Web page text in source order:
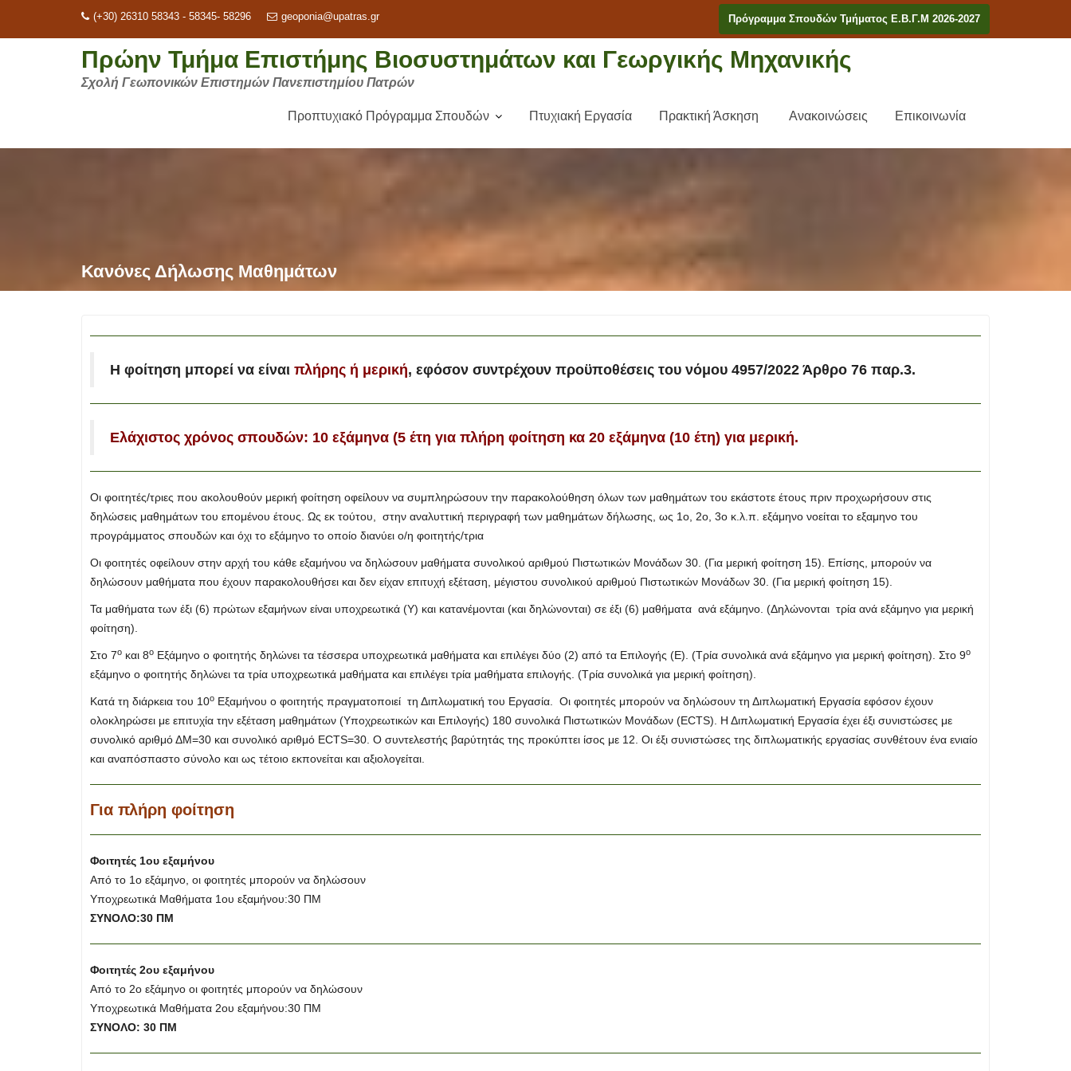
(+30) 26310 58343 - 58345- 58296 geoponia@upatras.gr Πρόγραμμα Σπουδών Τμήματος Ε.Β.Γ.Μ 2026-2027
Πρώην Τμήμα Επιστήμης Βιοσυστημάτων και Γεωργικής Μηχανικής
Σχολή Γεωπονικών Επιστημών Πανεπιστημίου Πατρών
Προπτυχιακό Πρόγραμμα Σπουδών Πτυχιακή Εργασία Πρακτική Άσκηση Ανακοινώσεις Επικοινωνία
Κανόνες Δήλωσης Μαθημάτων
Η φοίτηση μπορεί να είναι πλήρης ή μερική, εφόσον συντρέχουν προϋποθέσεις του νόμου 4957/2022 Άρθρο 76 παρ.3.
Ελάχιστος χρόνος σπουδών: 10 εξάμηνα (5 έτη για πλήρη φοίτηση κα 20 εξάμηνα (10 έτη) για μερική.
Οι φοιτητές/τριες που ακολουθούν μερική φοίτηση οφείλουν να συμπληρώσουν την παρακολούθηση όλων των μαθημάτων του εκάστοτε έτους πριν προχωρήσουν στις
δηλώσεις μαθημάτων του επομένου έτους. Ως εκ τούτου, στην αναλυττική περιγραφή των μαθημάτων δήλωσης, ως 1ο, 2ο, 3ο κ.λ.π. εξάμηνο νοείται το εξαμηνο του
προγράμματος σπουδών και όχι το εξάμηνο το οποίο διανύει ο/η φοιτητής/τρια
Οι φοιτητές οφείλουν στην αρχή του κάθε εξαμήνου να δηλώσουν μαθήματα συνολικού αριθμού Πιστωτικών Μονάδων 30. (Για μερική φοίτηση 15). Επίσης, μπορούν να
δηλώσουν μαθήματα που έχουν παρακολουθήσει και δεν είχαν επιτυχή εξέταση, μέγιστου συνολικού αριθμού Πιστωτικών Μονάδων 30. (Για μερική φοίτηση 15).
Τα μαθήματα των έξι (6) πρώτων εξαμήνων είναι υποχρεωτικά (Υ) και κατανέμονται (και δηλώνονται) σε έξι (6) μαθήματα ανά εξάμηνο. (Δηλώνονται τρία ανά εξάμηνο για μερική
φοίτηση).
Στο 7ο και 8ο Εξάμηνο ο φοιτητής δηλώνει τα τέσσερα υποχρεωτικά μαθήματα και επιλέγει δύο (2) από τα Επιλογής (Ε). (Τρία συνολικά ανά εξάμηνο για μερική φοίτηση). Στο 9ο
εξάμηνο ο φοιτητής δηλώνει τα τρία υποχρεωτικά μαθήματα και επιλέγει τρία μαθήματα επιλογής. (Τρία συνολικά για μερική φοίτηση).
Κατά τη διάρκεια του 10ο Εξαμήνου ο φοιτητής πραγματοποιεί τη Διπλωματική του Εργασία. Οι φοιτητές μπορούν να δηλώσουν τη Διπλωματική Εργασία εφόσον έχουν
ολοκληρώσει με επιτυχία την εξέταση μαθημάτων (Υποχρεωτικών και Επιλογής) 180 συνολικά Πιστωτικών Μονάδων (ECTS). Η Διπλωματική Εργασία έχει έξι συνιστώσες με
συνολικό αριθμό ΔΜ=30 και συνολικό αριθμό ECTS=30. Ο συντελεστής βαρύτητάς της προκύπτει ίσος με 12. Οι έξι συνιστώσες της διπλωματικής εργασίας συνθέτουν ένα ενιαίο
και αναπόσπαστο σύνολο και ως τέτοιο εκπονείται και αξιολογείται.
Για πλήρη φοίτηση
Φοιτητές 1ου εξαμήνου
Από το 1ο εξάμηνο, οι φοιτητές μπορούν να δηλώσουν
Υποχρεωτικά Μαθήματα 1ου εξαμήνου:30 ΠΜ
ΣΥΝΟΛΟ:30 ΠΜ
Φοιτητές 2ου εξαμήνου
Από το 2ο εξάμηνο οι φοιτητές μπορούν να δηλώσουν
Υποχρεωτικά Μαθήματα 2ου εξαμήνου:30 ΠΜ
ΣΥΝΟΛΟ: 30 ΠΜ